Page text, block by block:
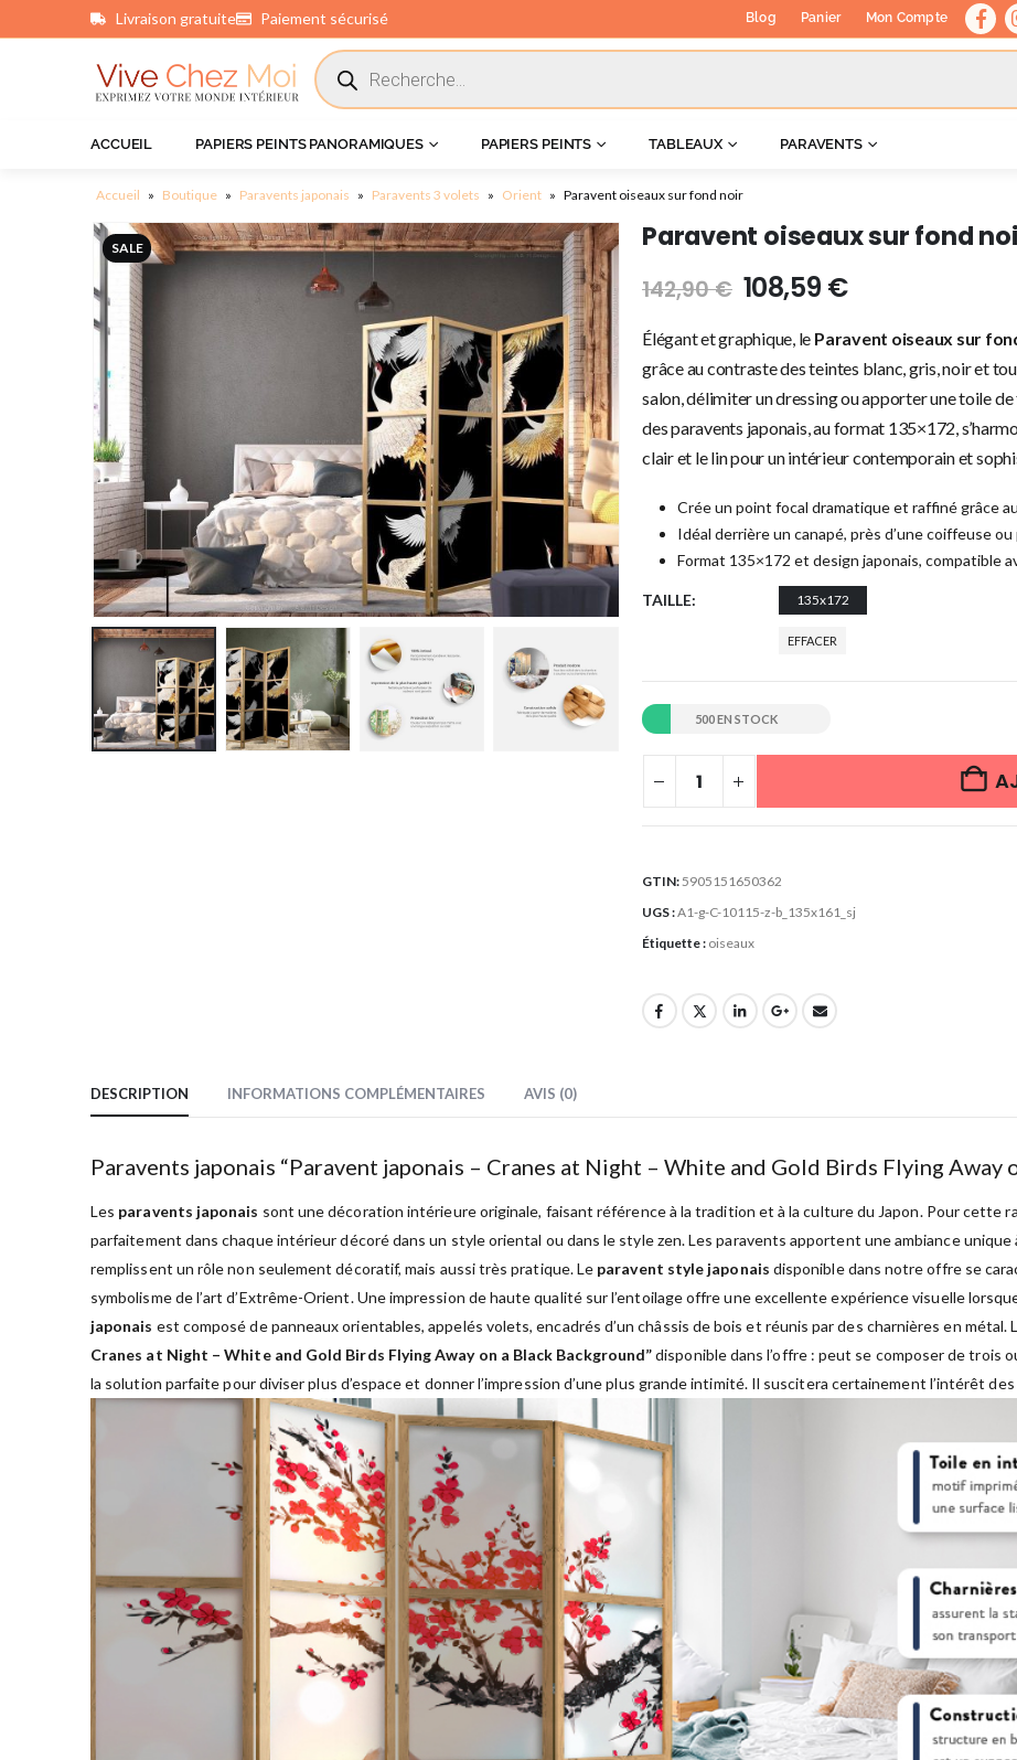
Livraison gratuite Paiement sécurisé Blog Panier Mon Compte
ACCUEIL PAPIERS PEINTS PANORAMIQUES PAPIERS PEINTS TABLEAUX PARAVENTS
Accueil » Boutique » Paravents japonais » Paravents 3 volets » Orient » Paravent oiseaux sur fond noir
SALE Paravent oiseaux sur fond
142,90€ 108,59 €
Élégant et graphique, le Paravent oiseaux sur
grâce au contraste des teintes blanc, gris, noir et
salon, délimiter un dressing ou apporter une toile
des paravents japonais, au format 135×172,
clair et le lin pour un intérieur contemporain et
Crée un point focal dramatique et raffiné grâce
Idéal derrière un canapé, près d’une coiffeuse
Format 135×172 et design japonais, compatible
TAILLE 135x172
EFFACER
500 EN STOCK
GTIN: 5905151650362
UGS :A1-g-C-10115-z-b_135x161_sj
Étiquette : oiseaux
DESCRIPTION INFORMATIONS COMPLÉMENTAIRES AVIS (0)
Paravents japonais “Paravent japonais – Cranes at Night – White and Gold Birds Flying Away
Les paravents japonais sont une décoration intérieure originale, faisant référence à la tradition et à la culture du Japon. Pour cette
parfaitement dans chaque intérieur décoré dans un style oriental ou dans le style zen. Les paravents apportent une ambiance
remplissent un rôle non seulement décoratif, mais aussi très pratique. Le paravent style japonais disponible dans notre offre se
symbolisme de l’art d’Extrême-Orient. Une impression de haute qualité sur l’entoilage offre une excellente expérience visuelle
japonais est composé de panneaux orientables, appelés volets, encadrés d’un châssis de bois et réunis par des charnières en métal.
Cranes at Night – White and Gold Birds Flying Away on a Black Background”disponible dans l’offre : peut se composer de trois
la solution parfaite pour diviser plus d’espace et donner l’impression d’une plus grande intimité. Il suscitera certainement l’intérêt